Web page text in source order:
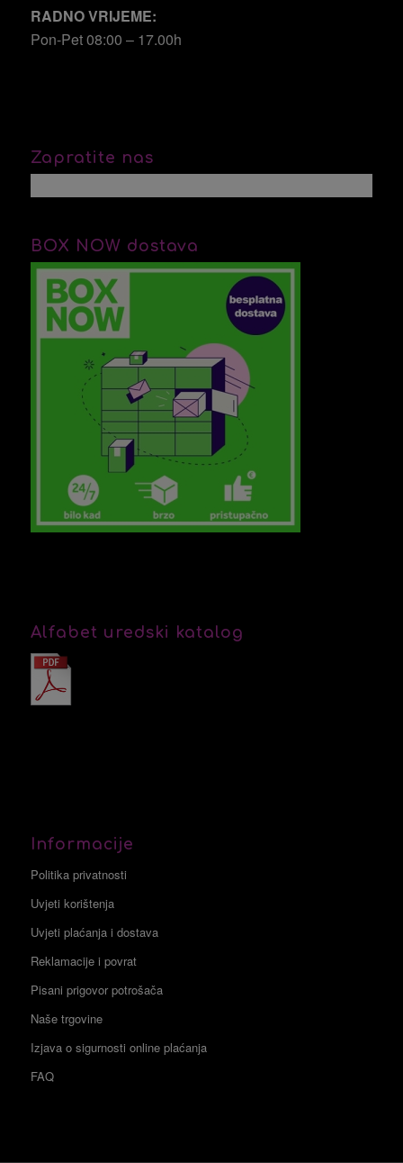
RADNO VRIJEME:
Pon-Pet 08:00 – 17.00h
Zapratite nas
BOX NOW dostava
Alfabet uredski katalog
Informacije
Politika privatnosti
Uvjeti korištenja
Uvjeti plaćanja i dostava
Reklamacije i povrat
Pisani prigovor potrošača
Naše trgovine
Izjava o sigurnosti online plaćanja
FAQ